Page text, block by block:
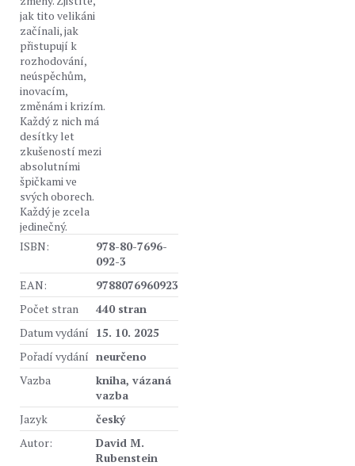
jak tito velikáni
začínali, jak
přistupují k
rozhodování,
neúspěchům,
inovacím,
změnám i krizím.
Každý z nich má
desítky let
zkušeností mezi
absolutními
špičkami ve
svých oborech.
Každý je zcela
jedinečný.
ISBN:
978-80-7696-
092-3
EAN:
9788076960923
Počet stran
440 stran
Datum vydání 15. 10. 2025
Pořadí vydání neurčeno
Vazba
kniha, vázaná
vazba
Jazyk
český
Autor:
David M.
Rubenstein